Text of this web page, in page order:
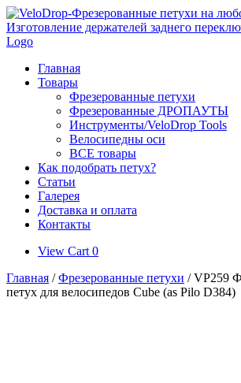
Skip
to
content
Главная
Товары
Фрезерованные петухи
Фрезерованные ДРОПАУТЫ
Инструменты/VeloDrop Tools
Велосипедны оси
ВСЕ товары
Как подобрать петух?
Статьи
Галерея
Доставка и оплата
Контакты
View
cart
View Cart 0
Главная /Фрезерованные петухи / VP259
петух для велосипедов Cube (as Pilo D384)